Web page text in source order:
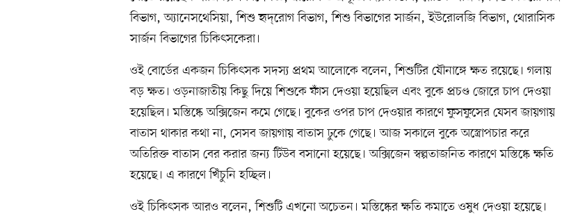
বিভাগ, অ্যানেসথেসিয়া, শিশু হৃদ্‌রোগ বিভাগ, শিশু বিভাগের সার্জন, ইউরোলজি বিভাগ, থোরাসিক
সার্জন বিভাগের চিকিৎসকেরা।
ওই বোর্ডের একজন চিকিৎসক সদস্য প্রথম আলোকে বলেন, শিশুটির যৌনাঙ্গে ক্ষত রয়েছে। গলায়
বড় ক্ষত। ওড়নাজাতীয় কিছু দিয়ে শিশুকে ফাঁস দেওয়া হয়েছিল এবং বুকে প্রচণ্ড জোরে চাপ দেওয়া
হয়েছিল। মস্তিষ্কে অক্সিজেন কমে গেছে। বুকের ওপর চাপ দেওয়ার কারণে ফুসফুসের যেসব জায়গায়
বাতাস থাকার কথা না, সেসব জায়গায় বাতাস ঢুকে গেছে। আজ সকালে বুকে অস্ত্রোপচার করে
অতিরিক্ত বাতাস বের করার জন্য টিউব বসানো হয়েছে। অক্সিজেন স্বল্পতাজনিত কারণে মস্তিষ্কে ক্ষতি
হয়েছে। এ কারণে খিঁচুনি হচ্ছিল।
ওই চিকিৎসক আরও বলেন, শিশুটি এখনো অচেতন। মস্তিষ্কের ক্ষতি কমাতে ওষুধ দেওয়া হয়েছে।